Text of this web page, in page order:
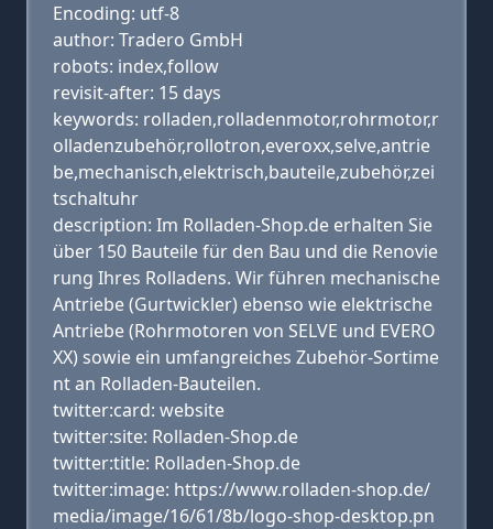
Encoding: utf-8
author: Tradero GmbH
robots: index,follow
revisit-after: 15 days
keywords: rolladen,rolladenmotor,rohrmotor,r
olladenzubehör,rollotron,everoxx,selve,antrie
be,mechanisch,elektrisch,bauteile,zubehör,zei
tschaltuhr
description: Im Rolladen-Shop.de erhalten Sie
über 150 Bauteile für den Bau und die Renovie
rung Ihres Rolladens. Wir führen mechanische
Antriebe (Gurtwickler) ebenso wie elektrische
Antriebe (Rohrmotoren von SELVE und EVERO
XX) sowie ein umfangreiches Zubehör-Sortime
nt an Rolladen-Bauteilen.
twitter:card: website
twitter:site: Rolladen-Shop.de
twitter:title: Rolladen-Shop.de
twitter:image: https://www.rolladen-shop.de/
media/image/16/61/8b/logo-shop-desktop.pn